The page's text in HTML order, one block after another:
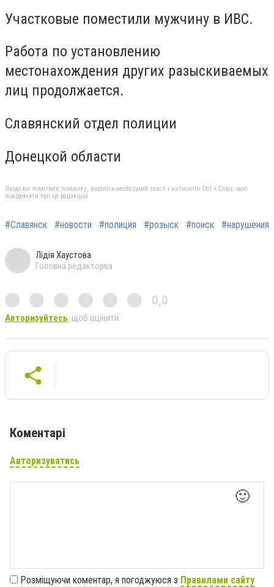
Участковые поместили мужчину в ИВС.
Работа по установлению
местонахождения других разыскиваемых
лиц продолжается.
Славянский отдел полиции
Донецкой области
Якщо ви помітили помилку, виділіть необхідний текст і натисніть Ctrl + Enter, щоб
повідомити про це редакцію
#Славянск #новости #полиция #розыск #поиск #нарушения
Лідія Хаустова
Головна редакторка
0,0
Авторизуйтесь, щоб оцінити
Коментарі
Авторизуватись
🙂
Розміщуючи коментар, я погоджуюся з Правилами сайту